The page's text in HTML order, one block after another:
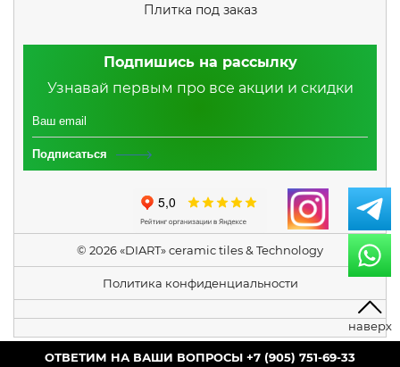
Плитка под заказ
Подпишись на рассылку
Узнавай первым про все акции и скидки
Подписаться
© 2026 «DIART» ceramic tiles & Technology
Политика конфиденциальности
+7 (905) 751-69-33